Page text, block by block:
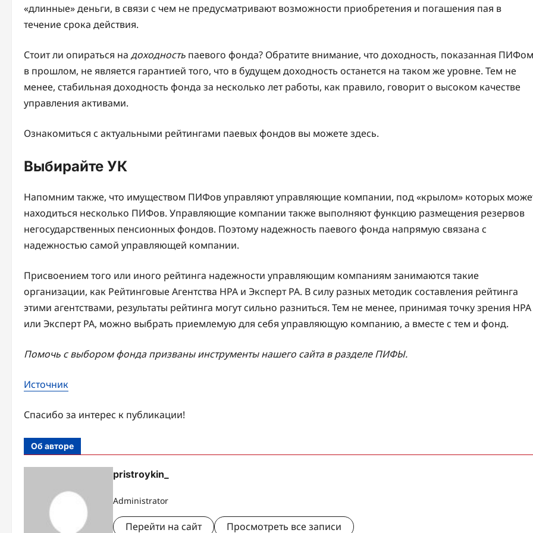
«длинные» деньги, в связи с чем не предусматривают возможности приобретения и погашения пая в
течение срока действия.
Стоит ли опираться на доходность паевого фонда? Обратите внимание, что доходность, показанная ПИФом
в прошлом, не является гарантией того, что в будущем доходность останется на таком же уровне. Тем не
менее, стабильная доходность фонда за несколько лет работы, как правило, говорит о высоком качестве
управления активами.
Ознакомиться с актуальными рейтингами паевых фондов вы можете здесь.
Выбирайте УК
Напомним также, что имуществом ПИФов управляют управляющие компании, под «крылом» которых
находиться несколько ПИФов. Управляющие компании также выполняют функцию размещения резервов
негосударственных пенсионных фондов. Поэтому надежность паевого фонда напрямую связана с
надежностью самой управляющей компании.
Присвоением того или иного рейтинга надежности управляющим компаниям занимаются такие
организации, как Рейтинговые Агентства НРА и Эксперт РА. В силу разных методик составления рейтинга
этими агентствами, результаты рейтинга могут сильно разниться. Тем не менее, принимая точку зрения НРА
или Эксперт РА, можно выбрать приемлемую для себя управляющую компанию, а вместе с тем и фонд.
Помочь с выбором фонда призваны инструменты нашего сайта в разделе ПИФЫ.
Источник
Спасибо за интерес к публикации!
Об авторе
pristroykin_
Administrator
Перейти на сайт Просмотреть все записи